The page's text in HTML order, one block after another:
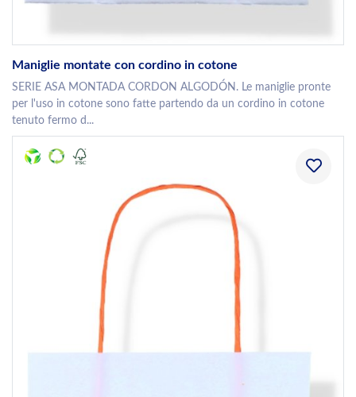
Maniglie montate con cordino in cotone
SERIE ASA MONTADA CORDON ALGODÓN. Le maniglie pronte
per l'uso in cotone sono fatte partendo da un cordino in cotone
tenuto fermo d...